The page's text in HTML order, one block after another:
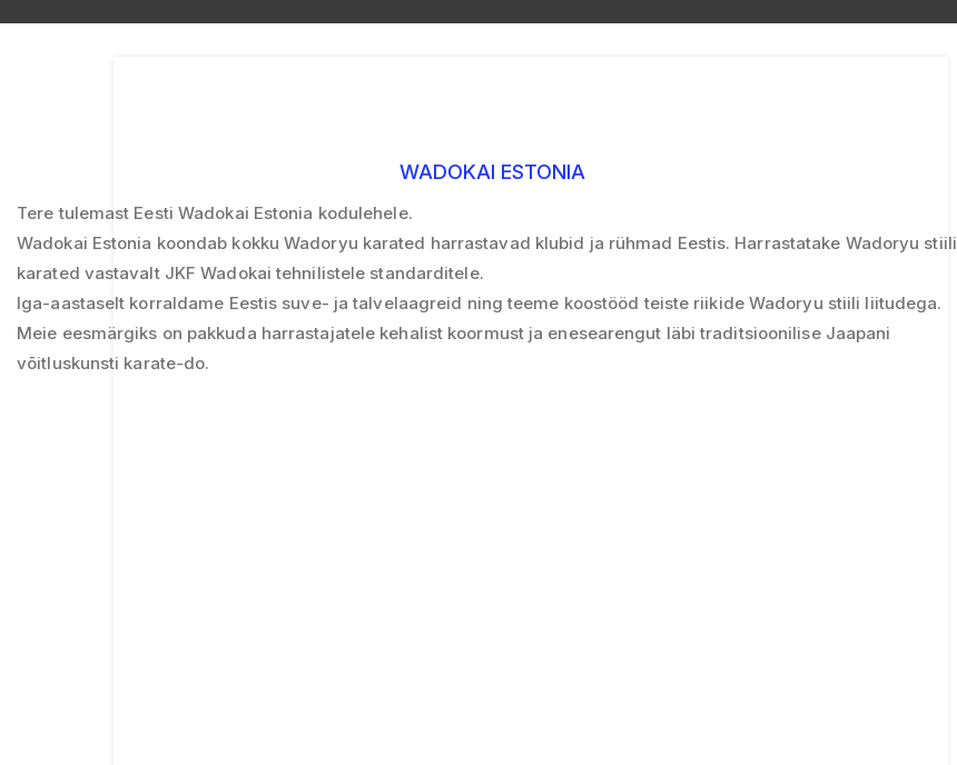
WADOKAI ESTONIA
Tere tulemast Eesti Wadokai Estonia kodulehele.
Wadokai Estonia koondab kokku Wadoryu karated harrastavad klubid ja rühmad Eestis. Harrastatake Wadoryu stiili
karated vastavalt JKF Wadokai tehnilistele standarditele.
Iga-aastaselt korraldame Eestis suve- ja talvelaagreid ning teeme koostööd teiste riikide Wadoryu stiili liitudega.
Meie eesmärgiks on pakkuda harrastajatele kehalist koormust ja enesearengut läbi traditsioonilise Jaapani
võitluskunsti karate-do.